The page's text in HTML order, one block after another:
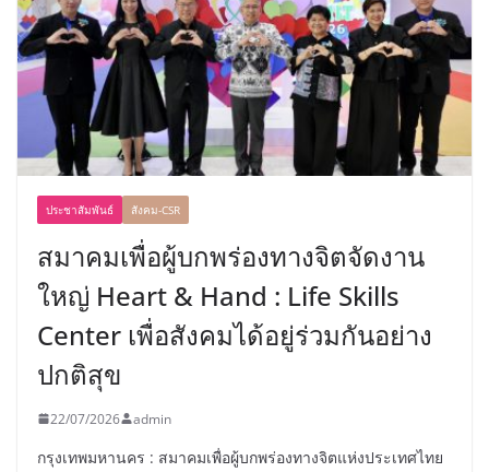
ประชาสัมพันธ์ สังคม-CSR
สมาคมเพื่อผู้บกพร่องทางจิตจัดงาน
ใหญ่ Heart & Hand : Life Skills
Center เพื่อสังคมได้อยู่ร่วมกันอย่าง
ปกติสุข
22/07/2026 admin
กรุงเทพมหานคร : สมาคมเพื่อผู้บกพร่องทางจิตแห่งประเทศไทย